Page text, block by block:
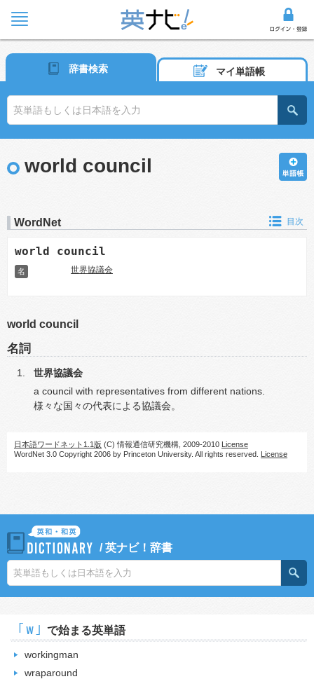
辞書検索 マイ単語帳
world council
WordNet 目次
world council
名 世界協議会
world council
名詞
世界協議会
a council with representatives from different nations.
様々な国々の代表による協議会。
日本語ワードネット1.1版 (C) 情報通信研究機構, 2009-2010 License
WordNet 3.0 Copyright 2006 by Princeton University. All rights reserved. License
/英ナビ！辞書
｢w｣ で始まる英単語
workingman
wraparound